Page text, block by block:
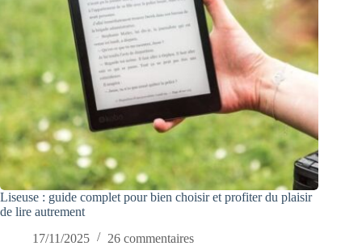
Liseuse : guide complet pour bien choisir et profiter du plaisir
de lire autrement
17/11/2025
26 commentaires